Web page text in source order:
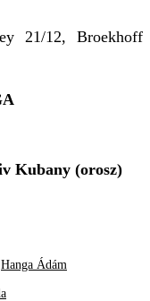
21/12, Broekhoff
Kubany (orosz)
Hanga Ádám